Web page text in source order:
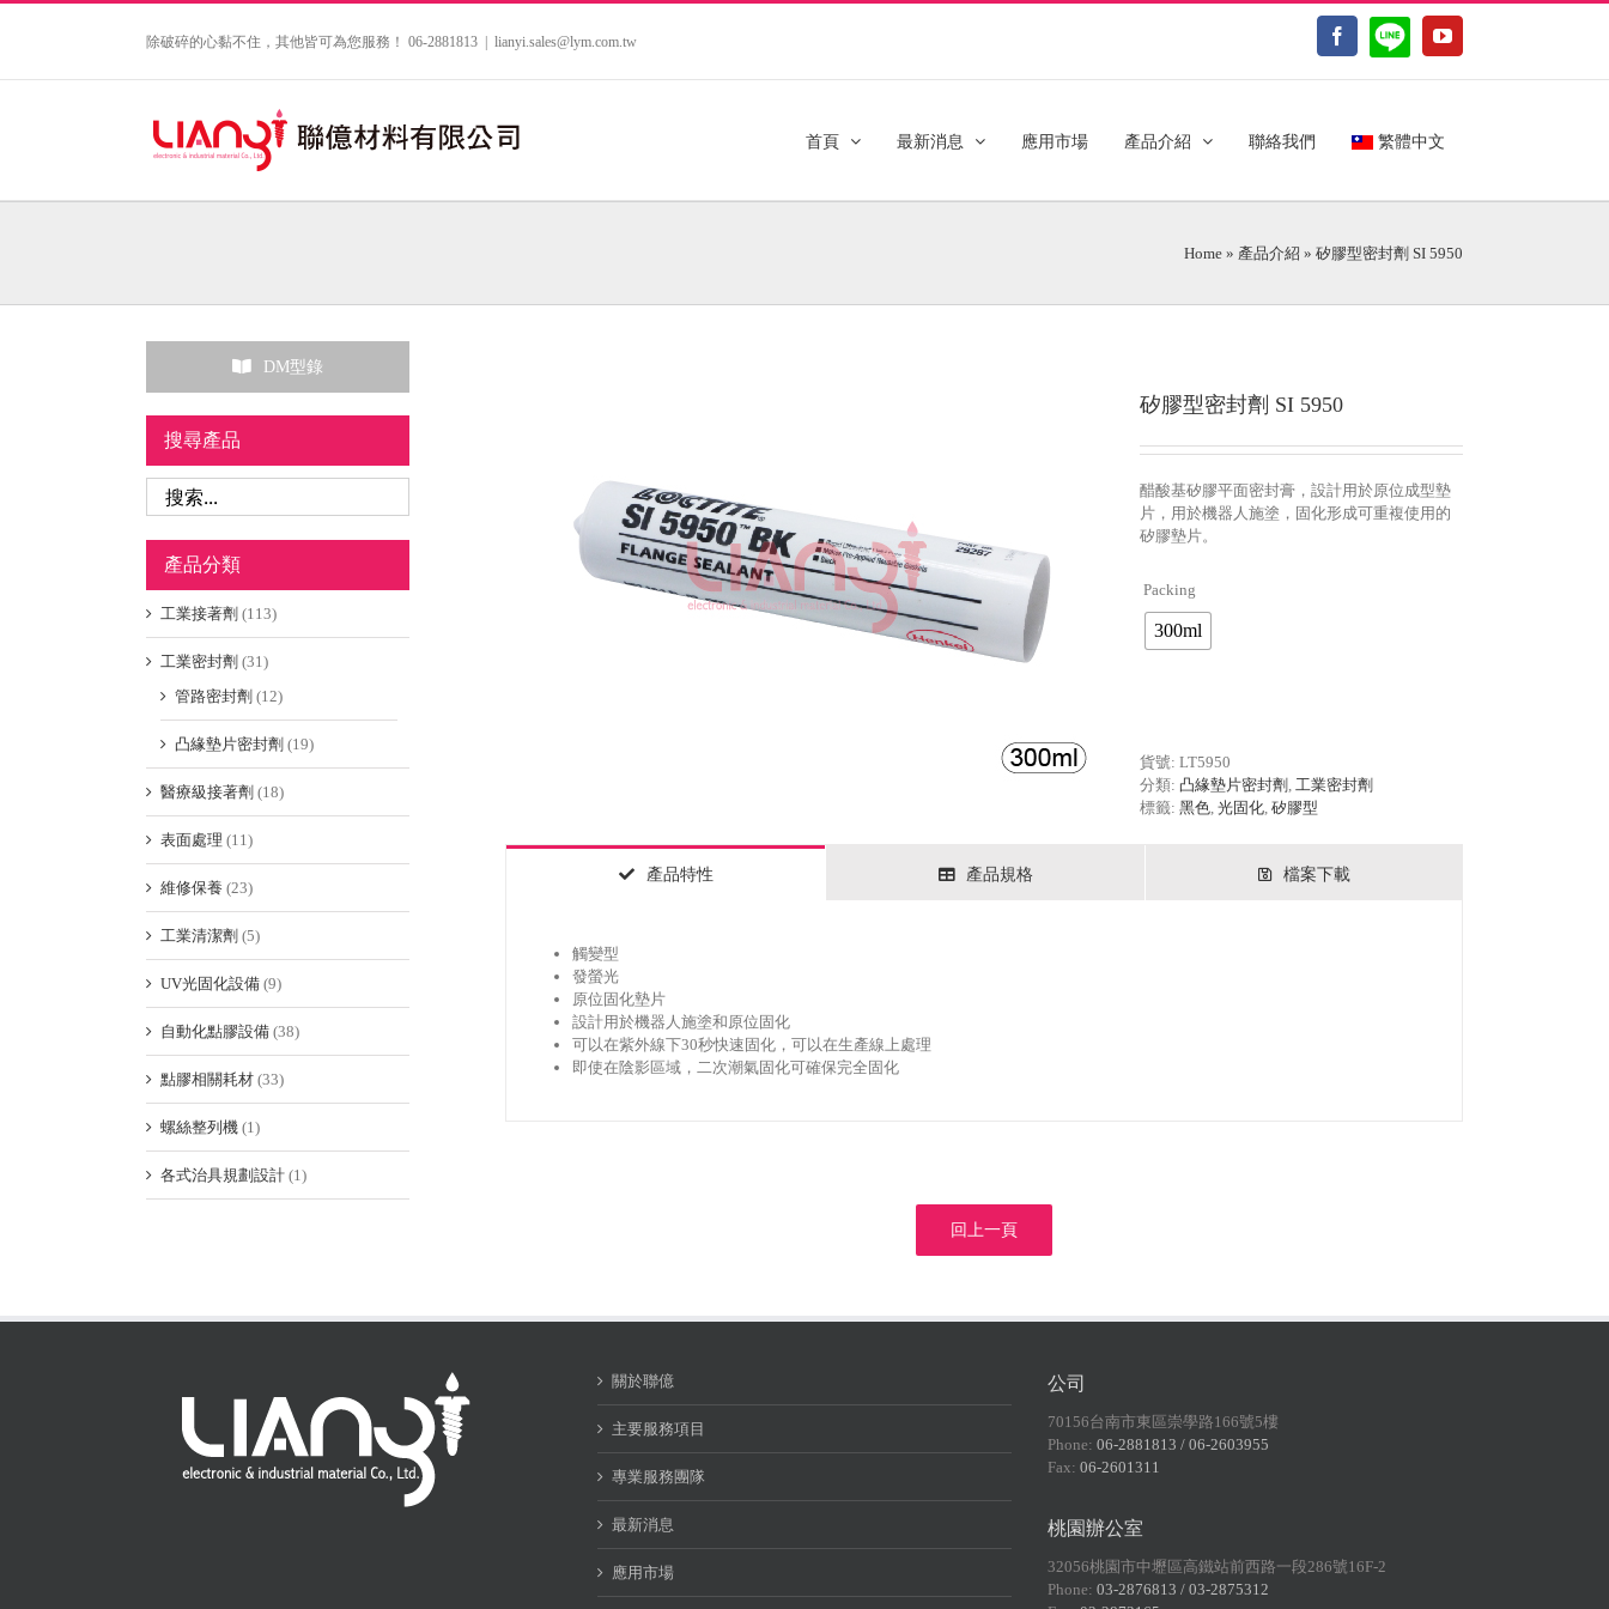
除破碎的心黏不住，其他皆可為您服務！ 06-2881813 | lianyi.sales@lym.com.tw Facebook
LINE@ YouTube
首頁 最新消息 應用市場 產品介紹 聯絡我們 繁體中文
Home » 產品介紹 » 矽膠型密封劑 SI 5950
矽膠型密封劑 SI 5950
醋酸基矽膠平面密封膏，設計用於原位成型墊
片，用於機器人施塗，固化形成可重複使用的
矽膠墊片。
Packing
300ml
貨號: LT5950
分類: 凸緣墊片密封劑 , 工業密封劑
標籤: 黑色, 光固化, 矽膠型
產品特性 產品規格 檔案下載
觸變型
發螢光
原位固化墊片
設計用於機器人施塗和原位固化
可以在紫外線下30秒快速固化，可以在生產線上處理
即使在陰影區域，二次潮氣固化可確保完全固化
回上一頁
DM型錄
搜尋產品
產品分類
工業接著劑 (113)
工業密封劑 (31)
管路密封劑 (12)
凸緣墊片密封劑 (19)
醫療級接著劑 (18)
表面處理 (11)
維修保養 (23)
工業清潔劑 (5)
UV光固化設備 (9)
自動化點膠設備 (38)
點膠相關耗材 (33)
螺絲整列機 (1)
各式治具規劃設計 (1)
關於聯億
主要服務項目
專業服務團隊
最新消息
應用市場
公司
70156台南市東區崇學路166號5樓
Phone:06-2881813 / 06-2603955
Fax:06-2601311
桃園辦公室
32056桃園市中壢區高鐵站前西路一段286號16F-2
Phone:03-2876813 / 03-2875312